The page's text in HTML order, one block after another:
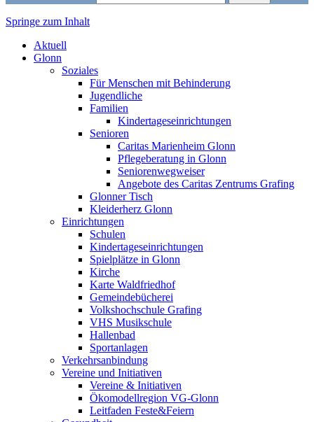
Markt Glonn
Springe zum Inhalt
Aktuell
Glonn
Soziales
Für Menschen mit Behinderung
Jugendliche
Familien
Kindertageseinrichtungen
Senioren
Caritas Marienheim Glonn
Pflegeberatung in Glonn
Seniorenwegweiser
Angebote des Caritas Zentrums Grafing
Glonner Tisch
Kleiderherz Glonn
Einrichtungen
Schulen
Kindertageseinrichtungen
Spielplätze in Glonn
Kirche
Karte Waldfriedhof
Gemeindebücherei
Volkshochschule Grafing
VHS Musikschule
Hallenbad
Sportanlagen
Verkehrsanbindung
Vereine und Initiativen
Vereine & Initiativen
Ökomodellregion VG-Glonn
Leitfaden Feste&Feiern